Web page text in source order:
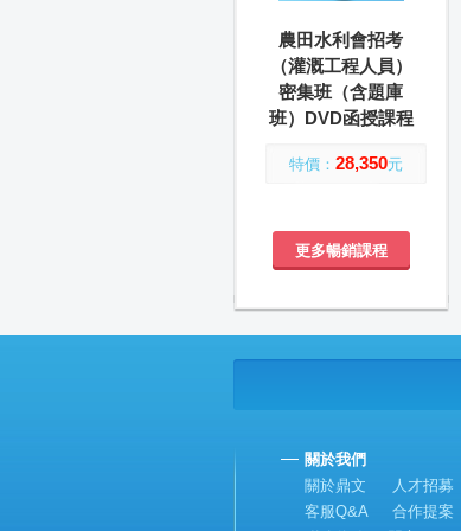
農田水利會招考
（灌溉工程人員）
密集班（含題庫
班）DVD函授課程
特價： 28,350元
更多暢銷課程
關於我們
關於鼎文
人才招募
客服Q&A
合作提案